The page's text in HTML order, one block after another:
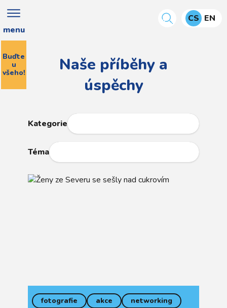
menu
Buďte
u
všeho!
CS EN
Naše příběhy a
úspěchy
Kategorie
Téma
fotografie akce networking